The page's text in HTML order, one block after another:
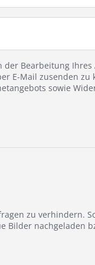
der Bearbeitung
E-Mail zusenden
sowie
zu verhindern.
Bilder nachgeladen